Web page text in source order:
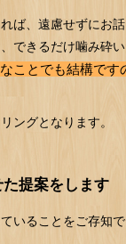
ば、遠慮せずにお
できるだけ噛み砕
ことでも結構です
ングとなります。
提案をします
いることをご存知で